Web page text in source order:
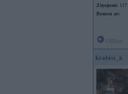
Ziņojumi: 117
Braucu ar:
krabiss_k